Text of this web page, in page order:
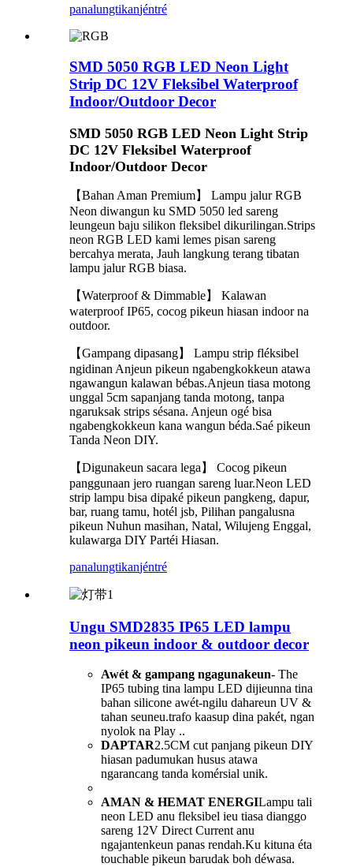
panalungtikanjéntré
SMD 5050 RGB LED Neon Light
Strip DC 12V Fleksibel Waterproof
Indoor/Outdoor Decor
SMD 5050 RGB LED Neon Light Strip
DC 12V Fleksibel Waterproof
Indoor/Outdoor Decor
【Bahan Aman Premium】 Lampu jalur RGB
Neon diwangun ku SMD 5050 led sareng
leungeun baju silikon fleksibel dikurilingan.Strips
neon RGB LED kami lemes pisan sareng
bercahya merata, Jauh langkung terang tibatan
lampu jalur RGB biasa.
【Waterproof & Dimmable】 Kalawan
waterproof IP65, cocog pikeun hiasan indoor na
outdoor.
【Gampang dipasang】 Lampu strip fléksibel
ngidinan Anjeun pikeun ngabengkokkeun atawa
ngawangun kalawan bébas.Anjeun tiasa motong
unggal 5cm sapanjang tanda motong, tanpa
ngaruksak strips sésana. Anjeun ogé bisa
ngabengkokkeun kana wangun béda.Saé pikeun
Tanda Neon DIY.
【Digunakeun sacara lega】 Cocog pikeun
panggunaan jero ruangan sareng luar.Neon LED
strip lampu bisa dipaké pikeun pangkeng, dapur,
bar, ruang tamu, hotél jsb, Pilihan pangalusna
pikeun Nuhun masihan, Natal, Wilujeng Enggal,
kulawarga DIY Partéi Hiasan.
panalungtikanjéntré
Ungu SMD2835 IP65 LED lampu
neon pikeun indoor & outdoor decor
Awét & gampang ngagunakeun- The
IP65 tubing tina lampu LED dijieunna tina
bahan silicone awét-ngilu dahareun UV &
tahan seuneu.trafo kaasup dina pakét, ngan
nyolok na Play ..
DAPTAR2.5CM cut panjang pikeun DIY
hiasan padumukan husus atawa
ngarancang tanda komérsial unik.
AMAN & HEMAT ENERGILampu tali
neon LED anu fleksibel ieu tiasa dianggo
sareng 12V Direct Current anu
ngajantenkeun panas rendah.Ku kituna éta
touchable pikeun barudak boh déwasa.